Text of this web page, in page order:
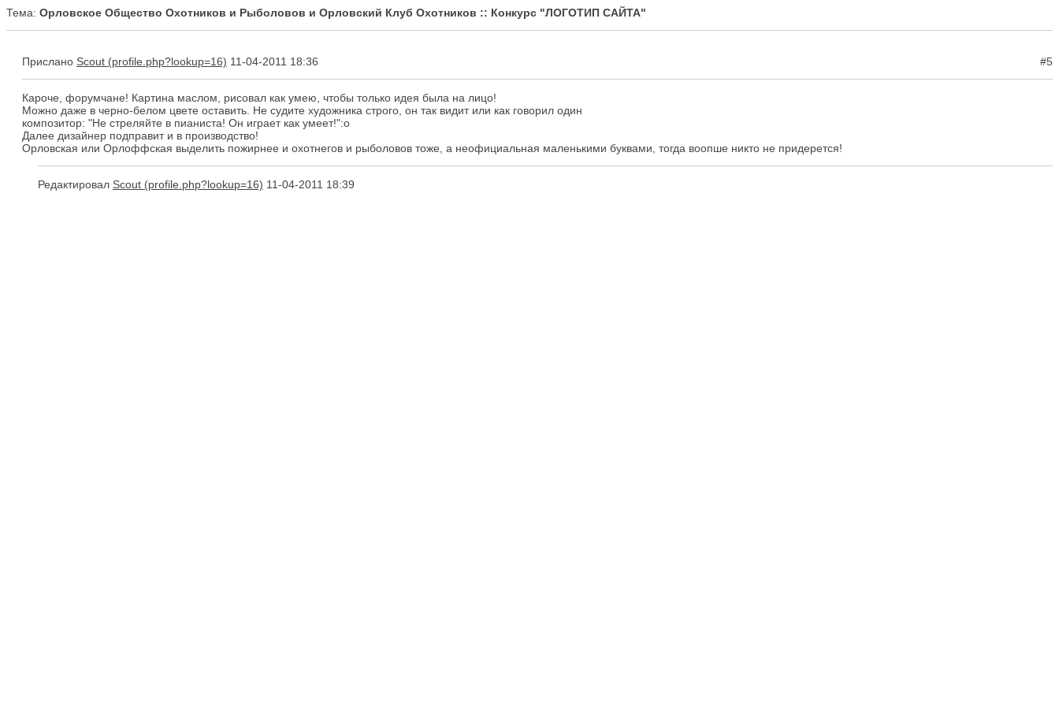
Тема: Орловское Общество Охотников и Рыболовов и Орловский Клуб Охотников :: Конкурс "ЛОГОТИП САЙТА"
Прислано Scout 11-04-2011 18:36 #5
Кароче, форумчане! Картина маслом, рисовал как умею, чтобы только идея была на лицо!
Можно даже в черно-белом цвете оставить. Не судите художника строго, он так видит или как говорил один
композитор: "Не стреляйте в пианиста! Он играет как умеет!":o
Далее дизайнер подправит и в производство!
Орловская или Орлоффская выделить пожирнее и охотнегов и рыболовов тоже, а неофициальная маленькими буквами, тогда воопше никто не придерется!
Редактировал Scout 11-04-2011 18:39